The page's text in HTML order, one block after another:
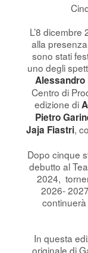
L’8
alla
sono stati
uno degli
Alessandro
Centro di
edizione di
Pietro
Jaja Fiastri,
Dopo cinque
debutto al
2024,
2026-
In questa
originale di